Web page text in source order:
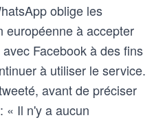
oblige les
européenne à accepter
Facebook à des fins
à utiliser le service.
avant de préciser
« Il n'y a aucun